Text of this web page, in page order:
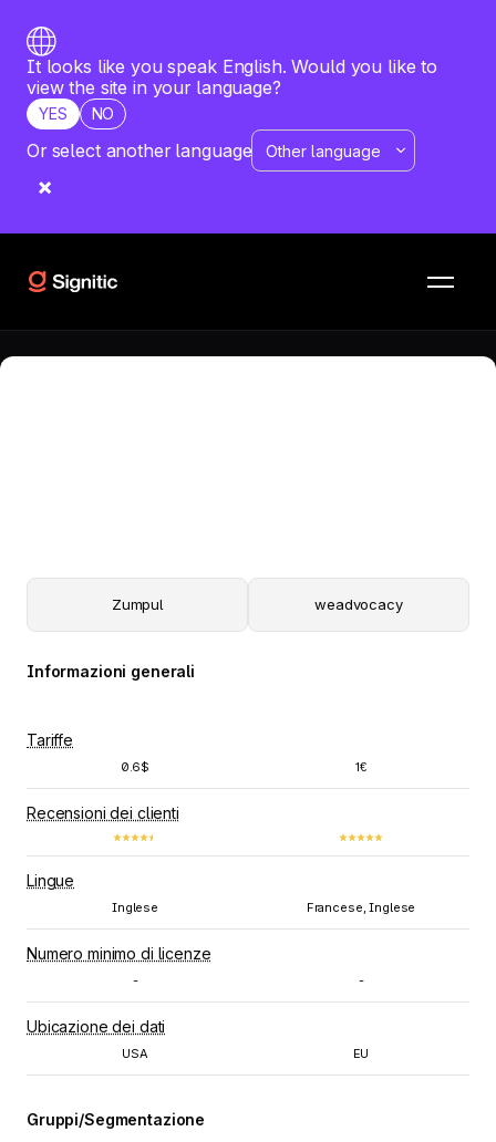
It looks like you speak English. Would you like to
view the site in your language?
YES NO
Or select another language
Zumpul weadvocacy
Informazioni generali
Tariffe
0.6$ 1€
Recensioni dei clienti
Lingue
Inglese Francese, Inglese
Numero minimo di licenze
- -
Ubicazione dei dati
USA EU
Gruppi/Segmentazione